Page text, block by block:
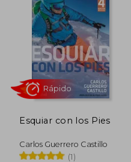
5%
dcto.
33,50 €
31,83 €
Esquiar con los Pies
Carlos Guerrero Castillo
(1)